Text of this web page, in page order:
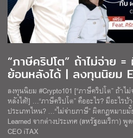
“ภาษีคริปโต” ถ้าไม่จ่าย
ย้อนหลังได้ | ลงทุนนิยม
ลงทุนนิยม #Crypto101 [“ภาษีคริปโต” ถ้า
หลังได้!] …“ภาษีคริปโต” คืออะไร? มีอะไรบ้
ประเภทไหน? …“ไม่จ่ายภาษี” ผิดกฎหมาย
Learned จากต่างประเทศ (สหรัฐอเมริกา)
CEO iTAX